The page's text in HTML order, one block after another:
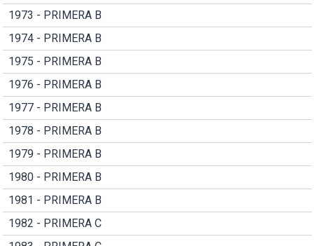
1973 - PRIMERA B
1974 - PRIMERA B
1975 - PRIMERA B
1976 - PRIMERA B
1977 - PRIMERA B
1978 - PRIMERA B
1979 - PRIMERA B
1980 - PRIMERA B
1981 - PRIMERA B
1982 - PRIMERA C